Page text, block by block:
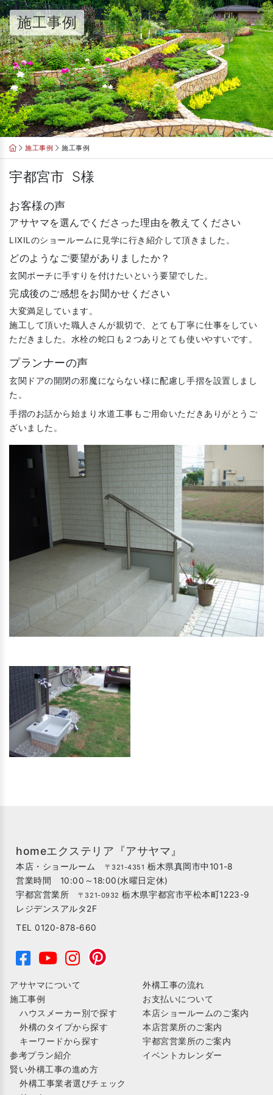
Skip
to
content
施工事例
施工事例 施工事例
宇都宮市 S様
お客様の声
アサヤマを選んでくださった理由を教えてください
LIXILのショールームに見学に行き紹介して頂きました。
どのようなご要望がありましたか？
玄関ポーチに手すりを付けたいという要望でした。
完成後のご感想をお聞かせください
大変満足しています。
施工して頂いた職人さんが親切で、とても丁寧に仕事をしてい
ただきました。水栓の蛇口も２つありとても使いやすいです。
プランナーの声
玄関ドアの開閉の邪魔にならない様に配慮し手摺を設置しまし
た。
手摺のお話から始まり水道工事もご用命いただきありがとうご
ざいました。
homeエクステリア『アサヤマ』
本店・ショールーム 〒321-4351 栃木県真岡市中101-8
営業時間 10:00～18:00(水曜日定休)
宇都宮営業所 〒321-0932 栃木県宇都宮市平松本町1223-9
レジデンスアルタ2F
TEL 0120-878-660
アサヤマについて
施工事例
ハウスメーカー別で探す
外構のタイプから探す
キーワードから探す
参考プラン紹介
賢い外構工事の進め方
外構工事業者選びチェック
外構工事の流れ
お支払いについて
本店ショールームのご案内
本店営業所のご案内
宇都宮営業所のご案内
イベントカレンダー